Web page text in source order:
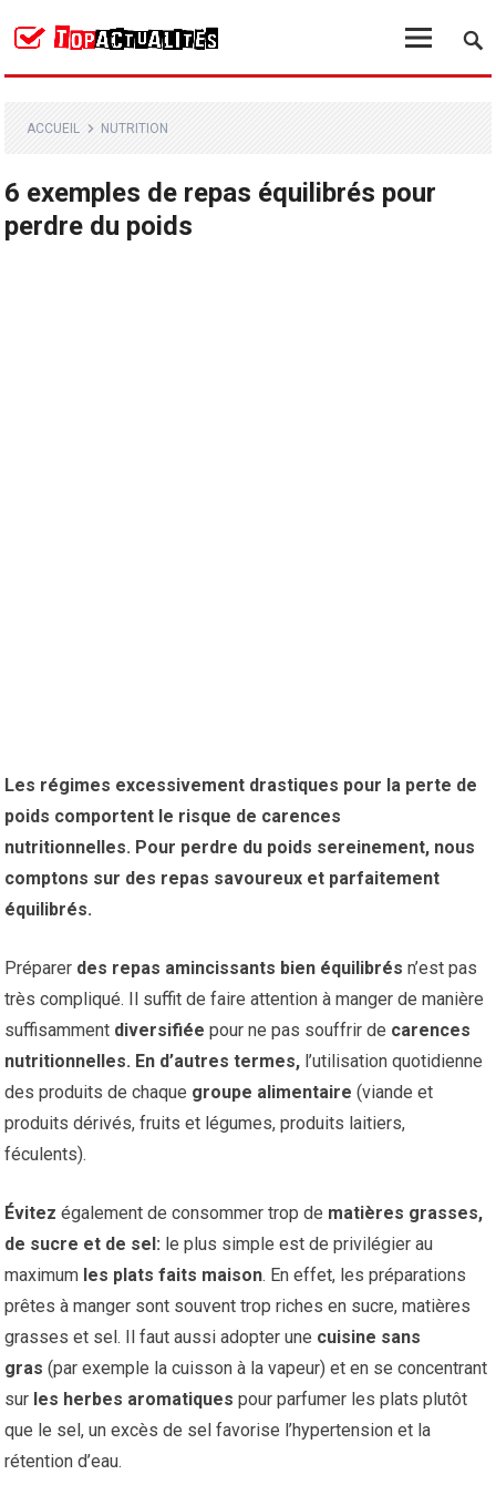
ACCUEIL NUTRITION
6 exemples de repas équilibrés pour
perdre du poids
Les régimes excessivement drastiques pour la perte de
poids comportent le risque de carences
nutritionnelles. Pour perdre du poids sereinement, nous
comptons sur des repas savoureux et parfaitement
équilibrés.
Préparer des repas amincissants bien équilibrés n’est pas
très compliqué. Il suffit de faire attention à manger de manière
suffisamment diversifiée pour ne pas souffrir de carences
nutritionnelles. En d’autres termes, l’utilisation quotidienne
des produits de chaque groupe alimentaire (viande et
produits dérivés, fruits et légumes, produits laitiers,
féculents).
Évitez également de consommer trop de matières grasses,
de sucre et de sel: le plus simple est de privilégier au
maximum les plats faits maison. En effet, les préparations
prêtes à manger sont souvent trop riches en sucre, matières
grasses et sel. Il faut aussi adopter une cuisine sans
gras(par exemple la cuisson à la vapeur) et en se concentrant
sur les herbes aromatiques pour parfumer les plats plutôt
que le sel, un excès de sel favorise l’hypertension et la
rétention d’eau.